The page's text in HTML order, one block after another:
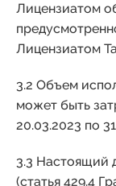
Лицензиатом
Лицензиатом
3.2 Объем
может быть
20.03.2023 по
3.3 Настоящий
(статья 429.4